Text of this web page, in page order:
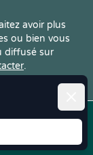
avoir plus
ou bien vous
diffusé sur
.
| CGV | RGPD